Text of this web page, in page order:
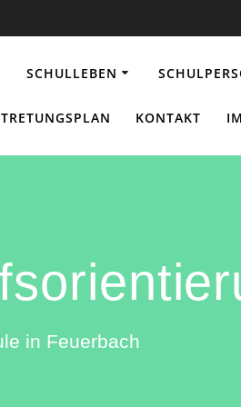
SCHULLEBEN
KONTAKT
in Feuerbach